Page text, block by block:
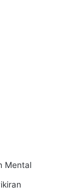
Mental